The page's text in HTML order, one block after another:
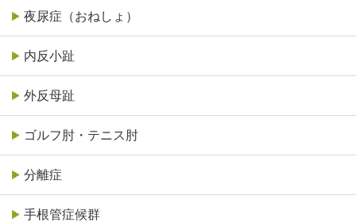
夜尿症（おねしょ）
内反小趾
外反母趾
ゴルフ肘・テニス肘
分離症
手根管症候群